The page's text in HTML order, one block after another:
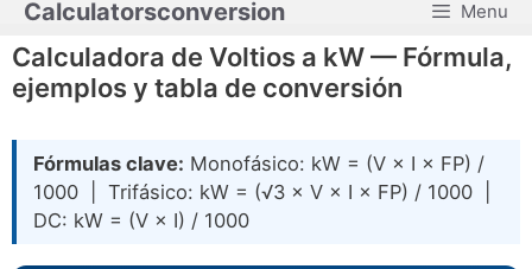
Saltar
contenido
Calculatorsconversion Menu
Calculadora de Voltios a kW — Fórmula,
ejemplos y tabla de conversión
Fórmulas clave: Monofásico: kW = (V × I × FP) /
1000 | Trifásico: kW = (√3 × V × I × FP) / 1000 |
DC: kW = (V × I) / 1000